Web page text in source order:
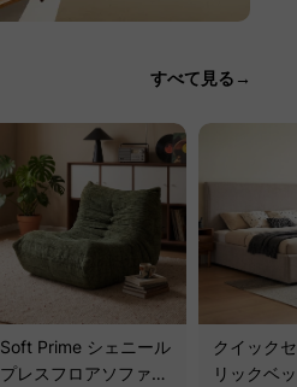
すべて見る→
Soft Prime シェニール
プレスフロアソファ｜
クイック
リックベ